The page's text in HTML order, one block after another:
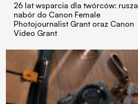
26 lat wsparcia dla twórców: rusza
nabór do Canon Female
Photojournalist Grant oraz Canon
Video Grant